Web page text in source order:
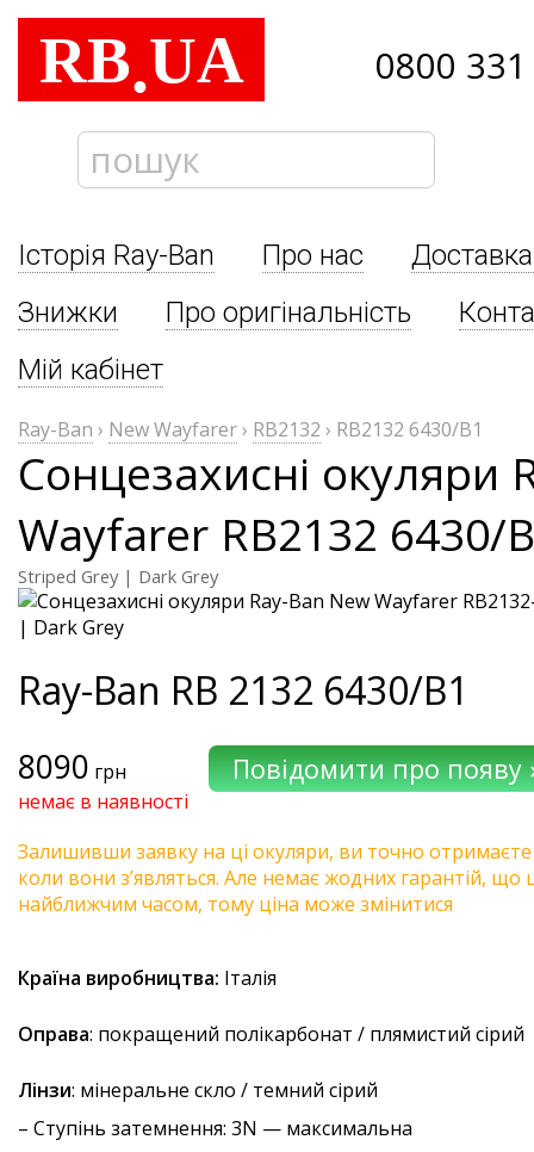
RB.UA 0800
Історія Ray-Ban Про нас
Знижки
Про оригінальність
Мій кабінет
Ray-Ban › New Wayfarer› RB2132 › RB2132 6430/B1
Сонцезахисні окуляри
Wayfarer RB2132 6430/
Striped Grey | Dark Grey
Ray-Ban RB 2132 6430/B1
8090 грн
немає в наявності
Залишивши заявку на ці окуляри, ви точно
коли вони з’являться. Але немає жодних гарантій, що
найближчим часом, тому ціна може змінитися
Країна виробництва: Італія
Оправа: покращений полікарбонат / плямистий сірий
Лінзи: мінеральне скло / темний сірий
– Ступінь затемнення: 3N — максимальна